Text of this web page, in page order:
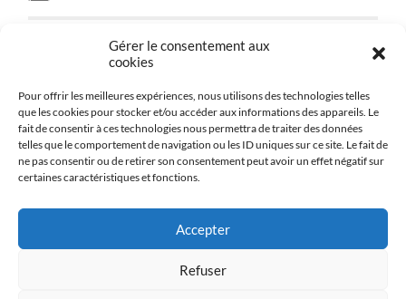
Gérer le consentement aux
cookies
Pour offrir les meilleures expériences, nous utilisons des technologies telles
que les cookies pour stocker et/ou accéder aux informations des appareils. Le
fait de consentir à ces technologies nous permettra de traiter des données
telles que le comportement de navigation ou les ID uniques sur ce site. Le fait de
ne pas consentir ou de retirer son consentement peut avoir un effet négatif sur
certaines caractéristiques et fonctions.
Accepter
Refuser
PREVIOUS POST
La Fondation Ihsane Jarfi fête ses 10 ans!
NEXT POST
2 eme édition du Challenge Jarfi le 13 aout !
Politique de confidentialité